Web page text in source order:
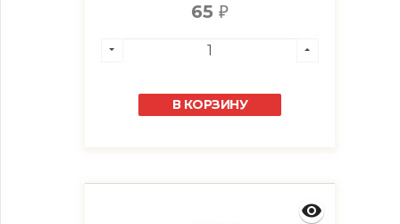
65 ₽
В КОРЗИНУ